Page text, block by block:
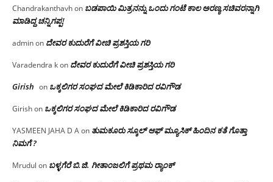
Chandrakanthavhon ಬಡಪಾಯಿ ಮಿತ್ರನನ್ನು ಒಂದು ಗಂಟೆ ಕಾಲ ಅರಣ್ಯ ಸಚಿವರನ್ನಾಗಿ
ಮಾಡಿದ್ದ ಚನ್ನಿಗಪ್ಪ!
adminon ದೇವರ ಕುದುರೆಗೆ ವೀಚಿ ಪ್ರಶಸ್ತಿಯ ಗರಿ
Varadendra kon ದೇವರ ಕುದುರೆಗೆ ವೀಚಿ ಪ್ರಶಸ್ತಿಯ ಗರಿ
Girish on ಒಕ್ಕಲಿಗರ ಸಂಘದ ಮೇಲೆ ಕಿಡಿಕಾರಿದ ರವಿಗೌಡ
Girishon ಒಕ್ಕಲಿಗರ ಸಂಘದ ಮೇಲೆ ಕಿಡಿಕಾರಿದ ರವಿಗೌಡ
YASMEEN JAHA D Aon ತುಮಕೂರು ಸ್ಕೂಲ್ ಆಫ್ ಮ್ಯೂಸಿಕ್ ಹಿಂದಿನ ಕತೆ ಗೊತ್ತಾ
ನಿಮಗೆ ?
Mrudul on ಬಳ್ಳಗೆರೆ ಬಿ.ಜಿ. ಗೀತಾಂಜಲಿಗೆ ಪ್ರಥಮ ರ‌್ಯಾಂಕ್